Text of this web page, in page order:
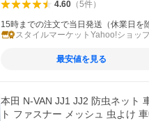
4.60（5件）
15時までの注文で当日発送（休業日を
スタイルマーケットYahoo!ショッ
最安値を見る
本田 N-VAN JJ1 JJ2 防虫ネット
ト ファスナー メッシュ 虫よけ